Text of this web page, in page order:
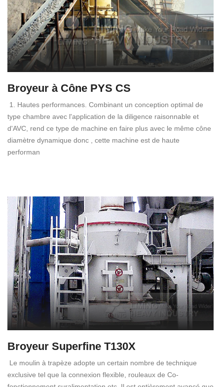
Broyeur à Cône PYS CS
1. Hautes performances. Combinant un conception optimal de
type chambre avec l'application de la diligence raisonnable et
d'AVC, rend ce type de machine en faire plus avec le même cône
diamètre dynamique donc , cette machine est de haute
performan
Broyeur Superfine T130X
Le moulin à trapèze adopte un certain nombre de technique
exclusive tel que la connexion flexible, rouleaux de Co-